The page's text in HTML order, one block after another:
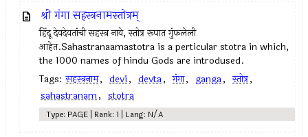
श्री गंगा सहस्त्रनामस्तोत्रम्
हिंदू देवदेवतांची सहस्त्र नावे, स्तोत्र रूपात गुंफलेली
आहेत.Sahastranaamastotra is a perticular stotra in which,
the 1000 names of hindu Gods are introdused.
Tags: सहस्त्रनाम, devi, devta, गंगा, ganga, स्तोत्र,
sahastranam, stotra
Type: PAGE | Rank: 1 | Lang: N/A